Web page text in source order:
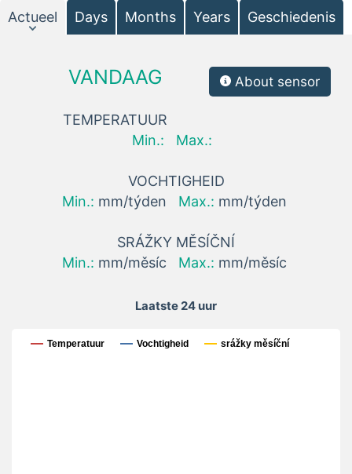
Actueel Days Months Years Geschiedenis
About sensor
VANDAAG
TEMPERATUUR
Min.:
Max.:
VOCHTIGHEID
Min.: mm/týden Max.: mm/týden
SRÁŽKY MĚSÍČNÍ
Min.: mm/měsíc Max.: mm/měsíc
Laatste 24 uur
Laatste 24 uur
Temperatuur Vochtigheid srážky měsíční